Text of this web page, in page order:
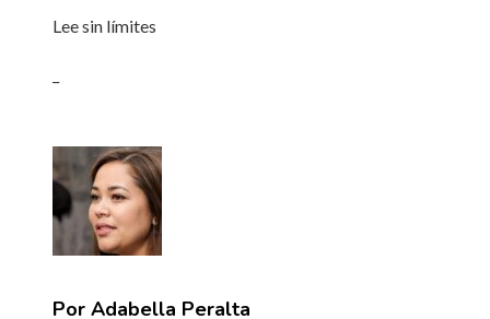
Lee sin límites
Por Adabella Peralta